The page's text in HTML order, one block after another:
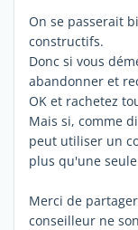
On se passerait
constructifs.
Donc si vous
abandonner et
OK et rachetez
Mais si, comme
peut utiliser un
plus qu'une
Merci de
conseilleur ne